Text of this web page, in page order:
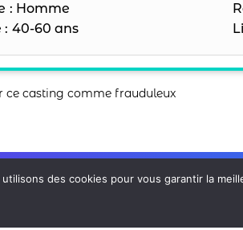
: Homme
: 40-60 ans
ce casting comme frauduleux
réservés à Geoffrey LUC et Hannah
utilisons des cookies pour vous garantir la